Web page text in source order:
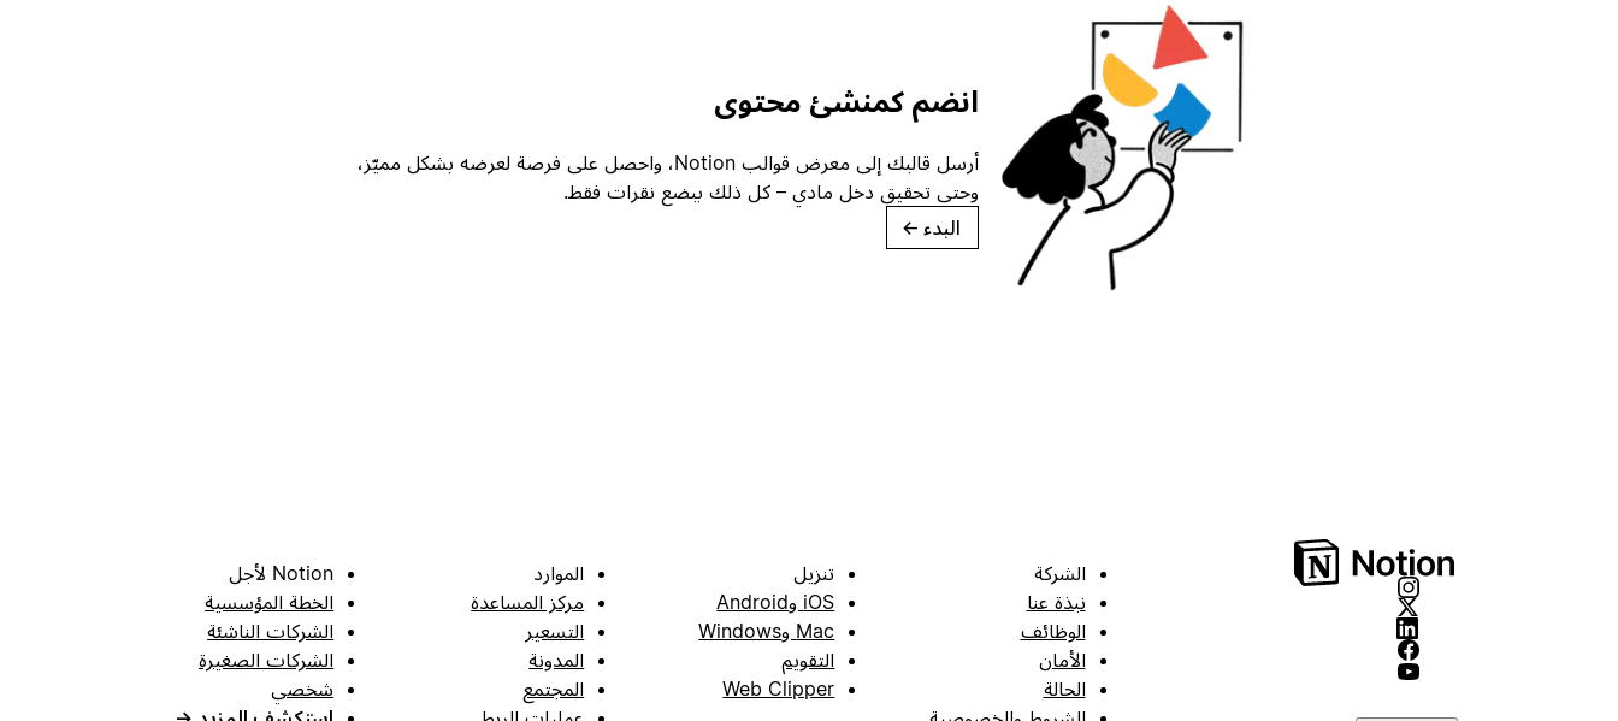
انضم كمنشئ محتوى
أرسل قالبك إلى معرض قوالب Notion، واحصل على فرصة لعرضه بشكل مميّز،
وحتى تحقيق دخل مادي – كل ذلك ببضع نقرات فقط.
البدء →
الشركة
نبذة عنا
الوظائف
الأمان
الحالة
تنزيل
iOS وAndroid
Mac وWindows
التقويم
Web Clipper
الموارد
مركز المساعدة
التسعير
المدونة
المجتمع
Notion لأجل
الخطة المؤسسية
الشركات الناشئة
الشركات الصغيرة
شخصي